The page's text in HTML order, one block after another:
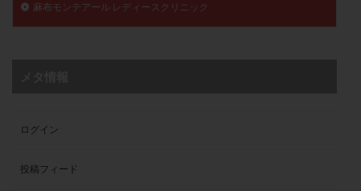
麻布モンテアール レディースクリニック
ログイン
投稿フィード